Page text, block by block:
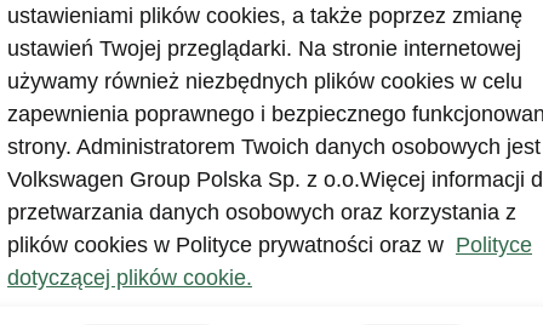
tego typu wyzwanie podjęte przez Miko Marczyka. W
już udowodnił swoje umiejętności, realizując m.in. przejazd
elektrycznym z Zakopanego do Gdańska oraz wykazując
ekonomicznością na trasie z Zakopanego do Krakowa,
pokonał dystans przekraczający założenia producenta.
historycznego wyczynu Miko wykorzystał Škodę
TDI o mocy 150 KM, który produkowany jest w zakładach
Motor Polska. Udało mu się osiągnąć bardzo niski
2,6 litra na 100 km. Trasa przebiegała głównie
ustawieniami plików cookies, a także poprzez zmianę
ustawień Twojej przeglądarki. Na stronie internetowej
używamy również niezbędnych plików cookies w celu
zapewnienia poprawnego i bezpiecznego
strony. Administratorem Twoich danych osobowych jest
Volkswagen Group Polska Sp. z o.o.Więcej informacji
przetwarzania danych osobowych oraz korzystania z
plików cookies w Polityce prywatności oraz w Polityce
dotyczącej plików cookie.